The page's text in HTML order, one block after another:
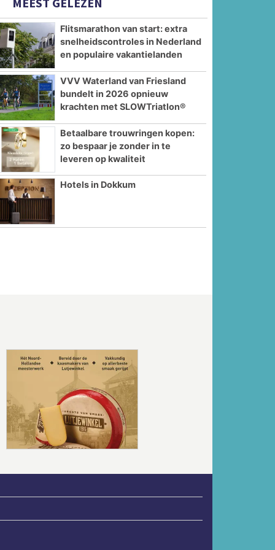
Flitsmarathon van start: extra
snelheidscontroles in Nederland
en populaire vakantielanden
VVV Waterland van Friesland
bundelt in 2026 opnieuw
krachten met SLOWTriatlon®
Betaalbare trouwringen kopen:
zo bespaar je zonder in te
leveren op kwaliteit
Hotels in Dokkum